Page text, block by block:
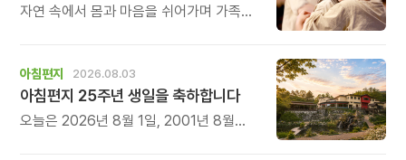
자연 속에서 몸과 마음을 쉬어가며 가족의
아침편지 2026.08.03
아침편지 25주년 생일을 축하합니다
오늘은 2026년 8월 1일, 2001년 8월